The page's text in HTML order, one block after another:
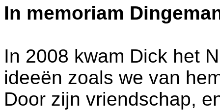
In memoriam
In 2008 kwam Dick het
ideeën zoals we van
Door zijn vriendschap,